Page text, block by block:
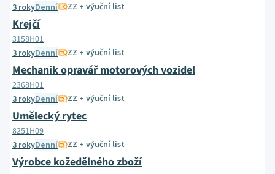
3 rokyDenní ZZ + výuční list
Krejčí
3158H01
3 rokyDenní ZZ + výuční list
Mechanik opravář motorových vozidel
2368H01
3 rokyDenní ZZ + výuční list
Umělecký rytec
8251H09
3 rokyDenní ZZ + výuční list
Výrobce kožedělného zboží